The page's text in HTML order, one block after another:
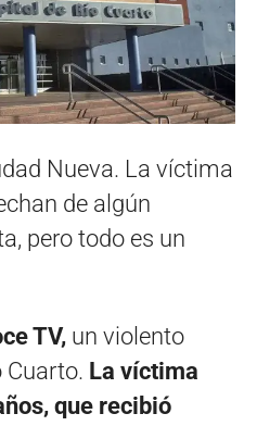
Nueva. La víctima
de algún
pero todo es un
TV, un violento
Cuarto. La víctima
que recibió